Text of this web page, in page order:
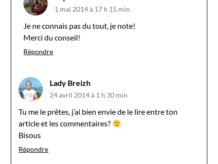
1 mai 2014 à 17 h 15 min
Je ne connais pas du tout, je note!
Merci du conseil!
Répondre
Lady Breizh
24 avril 2014 à 1 h 30 min
Tu me le prêtes, j’ai bien envie de le lire entre ton
article et les commentaires?
Bisous
Répondre